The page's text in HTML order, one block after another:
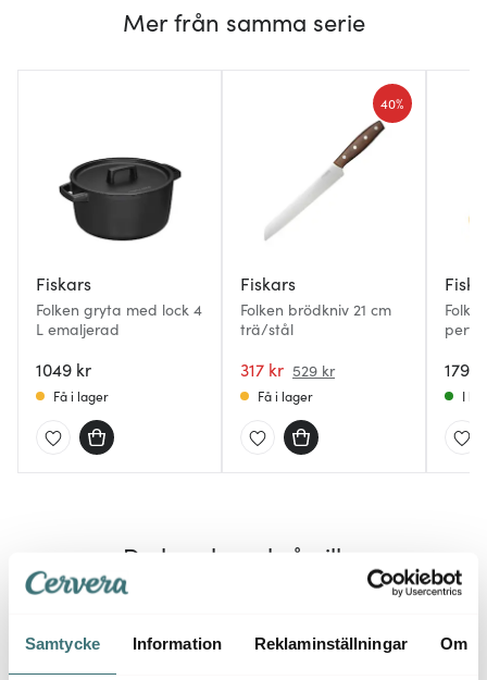
Samtycke Information Reklaminställningar Om
Mer från samma serie
Fiskars
Folken gryta med lock 4
L emaljerad
1049 kr
Få i lager
Fiskars
Folken brödkniv 21 cm
trä/stål
317 kr 529 kr
40%
Få i lager
179
I
Du kanske också gillar